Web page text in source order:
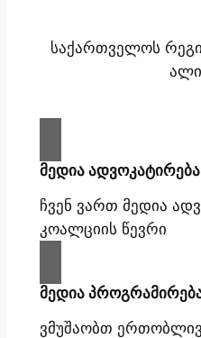
საქართველოს
მედია ადვოკატირება
ჩვენ ვართ მედია
კოალციის წევრი
მედია
ვმუშაობთ